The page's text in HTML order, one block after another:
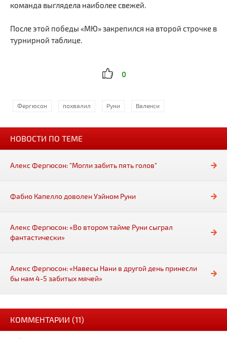
команда выглядела наиболее свежей.
После этой победы «МЮ» закрепился на второй строчке в
турнирной таблице.
0
Фергюсон похвалил Руни Валенси
НОВОСТИ ПО ТЕМЕ
Алекс Фергюсон: "Могли забить пять голов"
Фабио Капелло доволен Уэйном Руни
Алекс Фергюсон: «Во втором тайме Руни сыграл
фантастически»
Алекс Фергюсон: «Навесы Нани в другой день принесли
бы нам 4-5 забитых мячей»
КОММЕНТАРИИ (11)